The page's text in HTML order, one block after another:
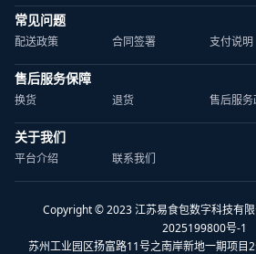
常见问题
配送政策 合同签署 支付说明
售后服务保障
换货 退货 售后服务
关于我们
平台介绍 联系我们
Copyright © 2023 江苏易食包数字科技有
2025199800号-1
苏州工业园区扬富路11号之南岸新地一期项目